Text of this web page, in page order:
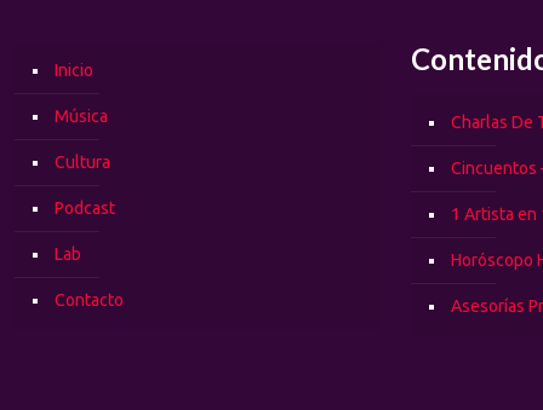
Inicio
Música
Cultura
Podcast
Lab
Contacto
Charlas De
Cincuentos
1 Artista en
Horóscopo
Asesorías